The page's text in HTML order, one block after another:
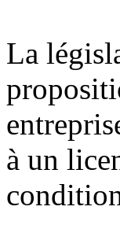
La
à un